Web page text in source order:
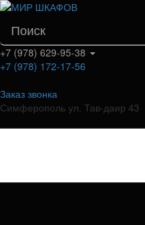
+7 (978) 629-95-38
+7 (978) 172-17-56
Заказ звонка
Симферополь ул. Тав-даир 43